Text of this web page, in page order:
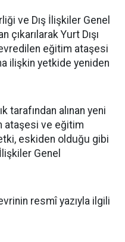
ve Dış İlişkiler Genel
çıkarılarak Yurt Dışı
eğitim ataşesi
ilişkin yetkide yeniden
tarafından alınan yeni
ataşesi ve eğitim
eskiden olduğu gibi
Genel
resmî yazıyla ilgili